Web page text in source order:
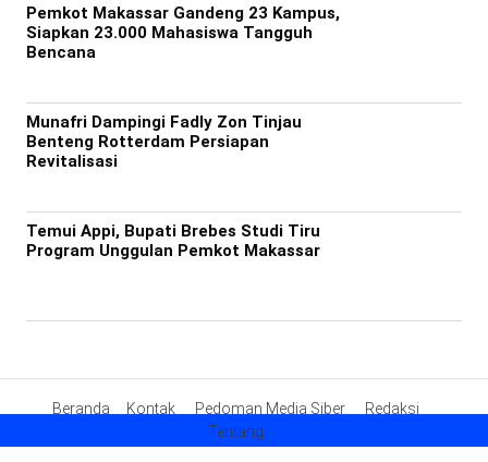
Pemkot Makassar Gandeng 23 Kampus,
Siapkan 23.000 Mahasiswa Tangguh
Bencana
Munafri Dampingi Fadly Zon Tinjau
Benteng Rotterdam Persiapan
Revitalisasi
Temui Appi, Bupati Brebes Studi Tiru
Program Unggulan Pemkot Makassar
Beranda Kontak Pedoman Media Siber
Redaksi
Tentang